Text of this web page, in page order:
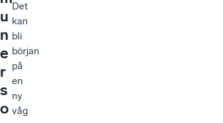
u
n
e
r
s
o
Det
kan
bli
början
på
en
ny
våg